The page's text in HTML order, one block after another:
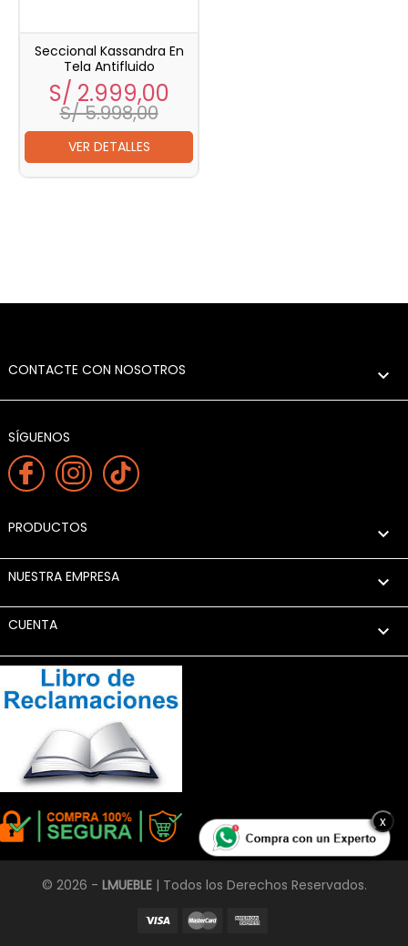
Seccional Kassandra En
Tela Antifluido
Precio
S/ 2.999,00Precio
S/ 5.998,00
VER DETALLES
CONTACTE CON NOSOTROS 
SÍGUENOS
PRODUCTOS 
NUESTRA EMPRESA 
CUENTA 
© 2026 - LMUEBLE | Todos los Derechos Reservados.
x